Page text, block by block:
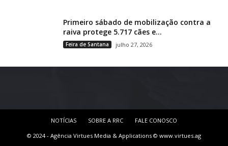
Primeiro sábado de mobilização contra a
raiva protege 5.717 cães e...
Feira de Santana julho 27, 2026
NOTÍCIAS SOBRE A RRC
FALE CONOSCO
© 2024 - Agência Virtues Media & Applications © www.virtues.ag